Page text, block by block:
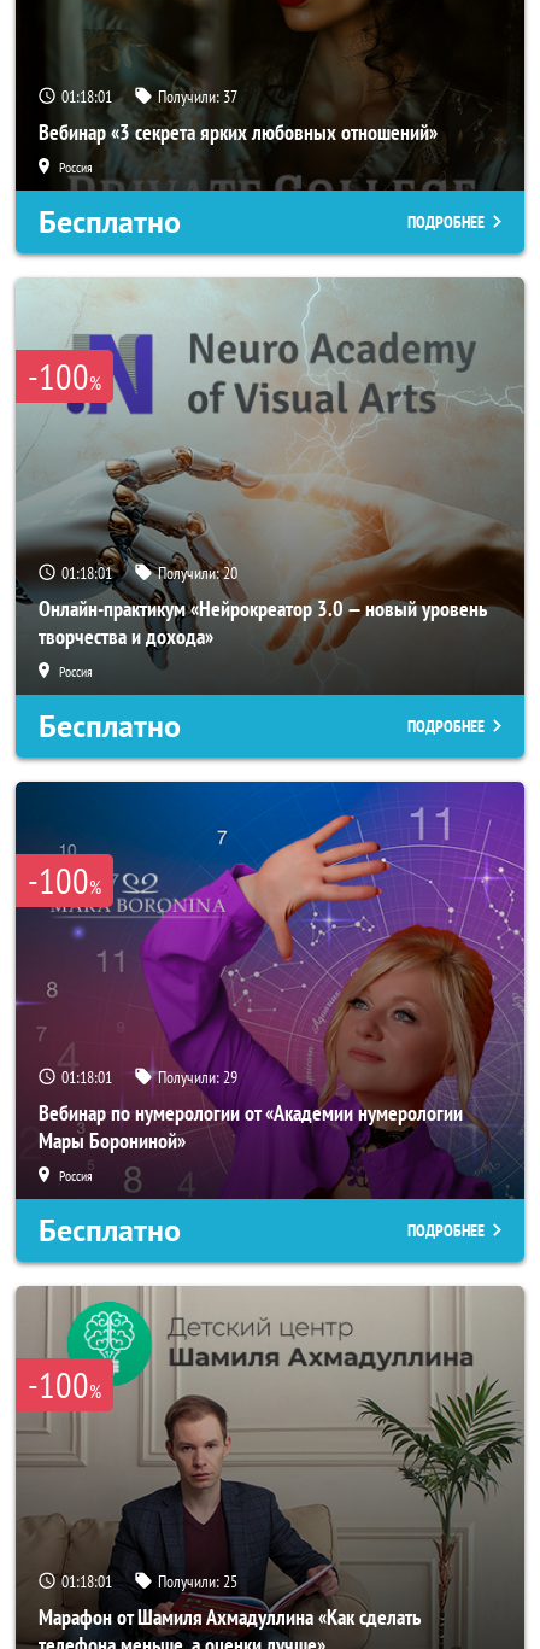
01:17:58 Получили: 37
Вебинар «3 секрета ярких любовных отношений»
Россия
Бесплатно ПОДРОБНЕЕ
-100%
01:17:58 Получили:20
Онлайн-практикум «Нейрокреатор 3.0 — новый уровень
творчества и дохода»
Россия
Бесплатно ПОДРОБНЕЕ
-100%
01:17:58 Получили:29
Вебинар по нумерологии от «Академии нумерологии
Мары Борониной»
Россия
Бесплатно ПОДРОБНЕЕ
-100%
01:17:58 Получили:25
Марафон от Шамиля Ахмадуллина «Как сделать